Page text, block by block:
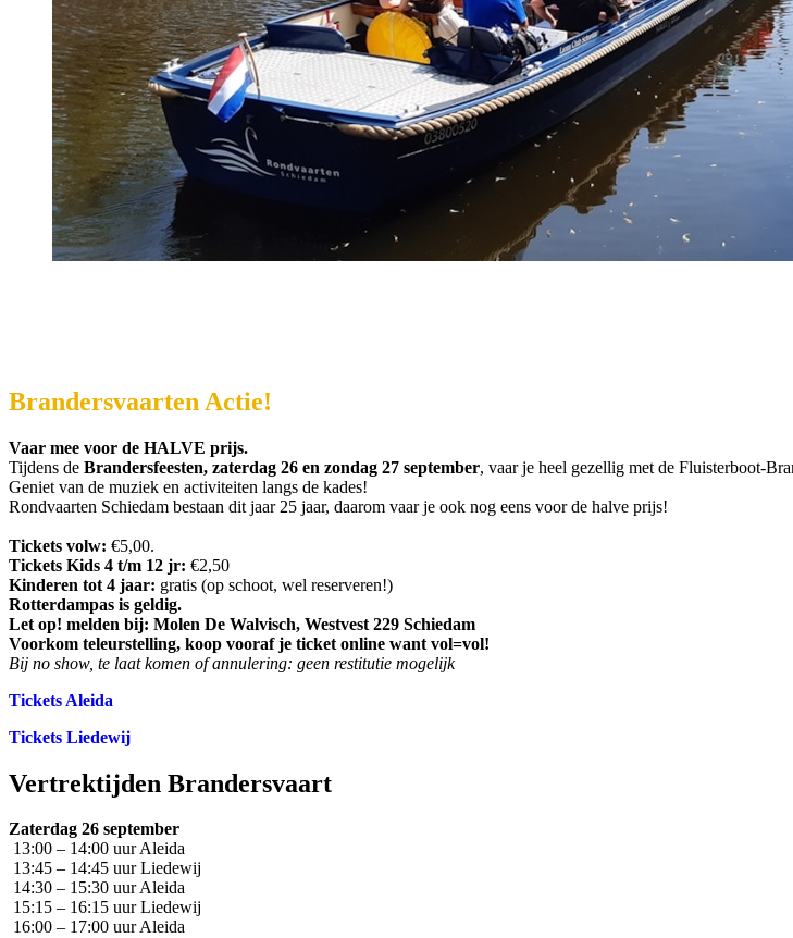
Brandersvaarten Actie!
Vaar mee voor de HALVE prijs.
Tijdens de Brandersfeesten, zaterdag 26 en zondag 27 september, vaar je heel gezellig met de Fluisterboot-
Geniet van de muziek en activiteiten langs de kades!
Rondvaarten Schiedam bestaan dit jaar 25 jaar, daarom vaar je ook nog eens voor de halve prijs!
Tickets volw: €5,00.
Tickets Kids 4 t/m 12 jr: €2,50
Kinderen tot 4 jaar: gratis (op schoot, wel reserveren!)
Rotterdampas is geldig.
Let op! melden bij: Molen De Walvisch, Westvest 229 Schiedam
Voorkom teleurstelling, koop vooraf je ticket online want vol=vol!
Bij no show, te laat komen of annulering: geen restitutie mogelijk
Tickets Aleida
Tickets Liedewij
Vertrektijden Brandersvaart
Zaterdag 26 september
13:00 – 14:00 uur Aleida
13:45 – 14:45 uur Liedewij
14:30 – 15:30 uur Aleida
15:15 – 16:15 uur Liedewij
16:00 – 17:00 uur Aleida